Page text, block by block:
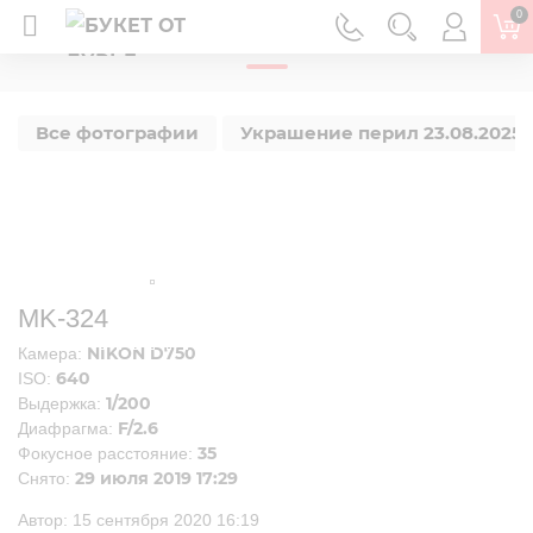
0
Все фотографии Украшение перил 23.08.2025
MK-324
Камера: NIKON D750
ISO: 640
Выдержка: 1/200
Диафрагма: F/2.6
Фокусное расстояние: 35
Снято: 29 июля 2019 17:29
Автор: 15 сентября 2020 16:19